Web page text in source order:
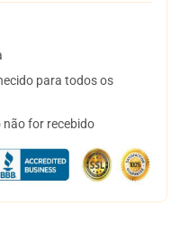
para todos os
não for recebido